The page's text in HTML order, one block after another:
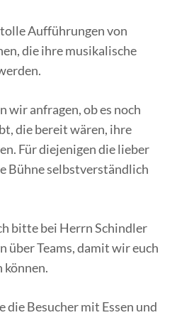
Aufführungen von
die ihre musikalische
wir anfragen, ob es noch
die bereit wären, ihre
Für diejenigen die lieber
Bühne selbstverständlich
bitte bei Herrn Schindler
über Teams, damit wir euch
können.
die Besucher mit Essen und